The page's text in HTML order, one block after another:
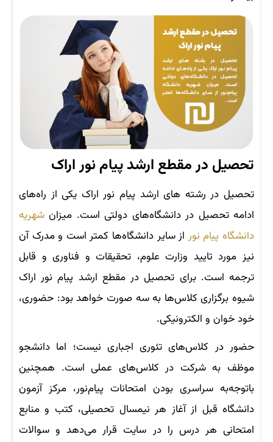
تحصیل در مقطع ارشد پیام نور اراک
تحصیل در رشته های ارشد پیام نور اراک یکی از راه‌های
ادامه تحصیل در دانشگاه‌های دولتی است. میزان شهریه
دانشگاه پیام نور از سایر دانشگاه‌ها کمتر است و مدرک آن
نیز مورد تایید وزارت علوم، تحقیقات و فناوری و قابل
ترجمه است. برای تحصیل در مقطع ارشد پیام نور اراک
شیوه برگزاری کلاس‌ها به سه صورت خواهد بود: حضوری،
خود خوان و الکترونیکی.
حضور در کلاس‌های تئوری اجباری نیست؛ اما دانشجو
موظف به شرکت در کلاس‌های عملی است. همچنین
باتوجه‌به سراسری بودن امتحانات پیام‌نور، مرکز آزمون
دانشگاه قبل از آغاز هر نیمسال تحصیلی، کتب و منابع
امتحانی هر درس را در سایت قرار می‌دهد و سوالات